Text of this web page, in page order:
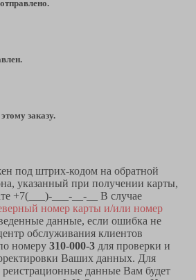
заказу.
под штрих-кодом на обратной
указанный при получении карты,
+7(___)-___-__-__ В случае
номер карты и/или номер
данные, если ошибка не
обслуживания клиентов
номеру 310-000-3 для проверки и
Ваших данных. Для
данные Вам будет